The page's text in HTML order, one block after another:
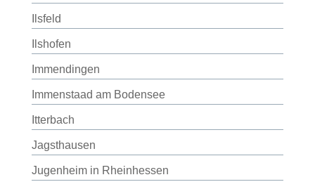
Ilsfeld
Ilshofen
Immendingen
Immenstaad am Bodensee
Itterbach
Jagsthausen
Jugenheim in Rheinhessen